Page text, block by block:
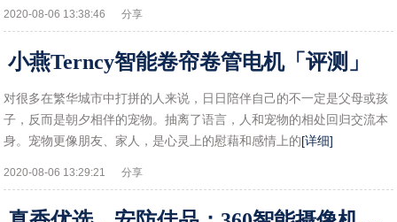
2020-08-06 13:38:46 分享
小燕Terncy智能卷帘卷管电机「评测」
对很多在繁华城市中打拼的人来说，日日陪伴自己的不一定是父母或孩
子，反而是朝夕相伴的宠物。抽离了语言，人和宠物的相处回归交流本
身。宠物更像朋友、家人，是心灵上的慰藉和感情上的[详细]
2020-08-06 13:29:21 分享